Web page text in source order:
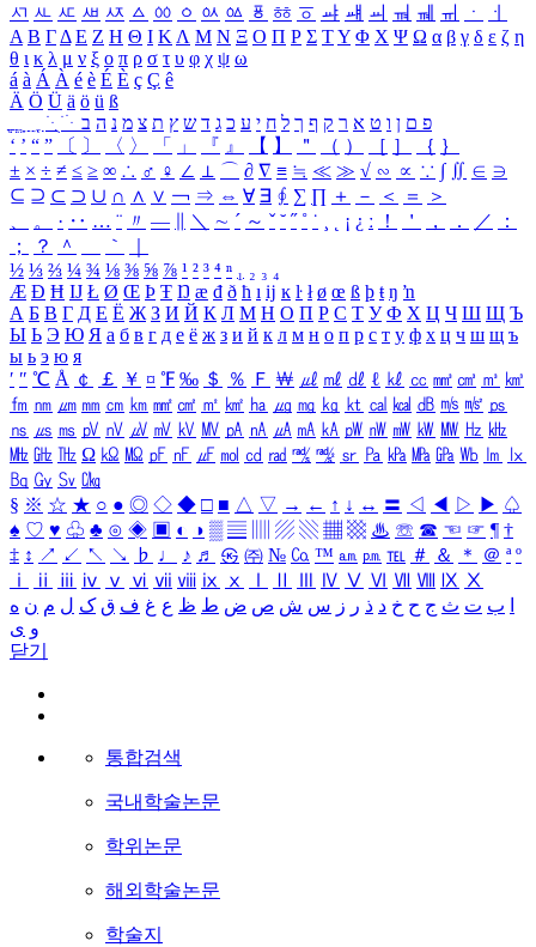
ㅺ ㅻ ㅼ ㅽ ㅾ ㅿ ㆀ ㆁ ㆂ ㆃ ㆄ ㆅ ㆆ ㆇ ㆈ ㆉ ㆊ ㆋ ㆌ ㆍ
ㆎ
Α Β ΓΔ Ε Ζ Η Θ Ι ΚΛ Μ Ν Ξ Ο Π Ρ Σ ΤΥ Φ Χ Ψ Ω α β γ δ ε ζ η
θ ι κ λ μ ν ξ ο π ρ σ τ υ φ χ ψ ω
á à Á À é è É È ç Ç ê
Ä Ö Ü ä ö ü ß
ִֶֹ ֻּ ׁׂ פ ם ן ו ט א ר ק ף ך ל ח י ע כ ג ד ש ץ ת צ מ נ ה ב
‘ ’ “ ” 〔 〕 〈 〉 「 」 『 』 【 】 ＂ （ ） ［ ］ ｛ ｝
± × ÷ ≠ ≤ ≥ ∞ ∴ ♂ ♀ ∠ ⊥ ⌒ ∂ ∇ ≡ ≒ ≪ ≫ √ ∽ ∝ ∵ ∫ ∬ ∈ ∋
⊆ ⊇ ⊂ ⊃ ∪ ∩ ∧ ∨ ￢ ⇒ ⇔ ∀ ∃ ∮ ∑ ∏ ＋ － ＜ ＝
＞
、
。 · ‥ … ¨ 〃 ― ＼ ∼ ´ ～ ˇ ˘ ˝ ˚ ˙ ¸ ¡ ¿ ː ！ ＇ ， ． ／
：
；
？ ＾ ｀
½ ⅓ ⅔ ¼ ¾ ⅛ ⅜ ⅝ ⅞ ¹ ² ³ ⁴ ⁿ ₁ ₂ ₃ ₄
Æ Ð Ħ Ĳ Ł Ø Œ Þ Ŧ Ŋ æ đ ð ħ ı ĳ ĸ ŀ ł ø œ ß þ ŧ ŋ ŉ
А Б В Г Д Е Ё Ж З И Й К Л М Н О П Р С Т У Ф Х Ц Ч Ш Щ Ъ
Ы Ь Э Ю Я а б в г д е ё ж з и й к л м н о п р с т у ф х ц ч ш щ ъ
ы ь э ю я
′ ″ ℃ Å ￠ ￡ ￥ ¤ ℉ ‰ ＄ ％ Ｆ ￦ ㎕ ㎖ ㎗ ℓ ㎘ ㏄ ㎣ ㎤ ㎥ ㎦
㎙ ㎚ ㎛ ㎜ ㎝ ㎞ ㎟ ㎠ ㎡ ㎢ ㏊ ㎍ ㎎ ㎏ ㏏ ㎈ ㎉ ㏈ ㎧ ㎨ ㎰
㎱ ㎲ ㎳ ㎴ ㎵ ㎶ ㎷ ㎸ ㎹ ㎀ ㎁ ㎂ ㎃ ㎄ ㎺ ㎻ ㎽ ㎾ ㎿ ㎐ ㎑
㎒ ㎓ ㎔ Ω ㏀ ㏁ ㎊ ㎋ ㎌ ㏖ ㏅ ㎭ ㎮ ㎯ ㏛ ㎩ ㎪ ㎫ ㎬ ㏝ ㏐
㏓
㏃ ㏉ ㏜ ㏆
§ ※ ☆ ★ ○ ● ◎ ◇ ◆ □ ■ △ ▽ → ← ↑ ↓ ↔ 〓 ◁ ◀ ▷ ▶ ♤
♠ ♡ ♥ ♧ ♣ ⊙ ◈ ▣ ◐ ◑ ▒ ▤ ▨ ▧ ▦ ▩ ♨ ☏ ☎ ☜ ☞ ¶ †
‡ ↕ ↗ ↙ ↖ ↘ ♭ ♩ ♪ ♬ ㉿ ㈜ № ㏇ ™ ㏂ ㏘ ℡ ＃ ＆ ＊ ＠ ª º
ⅰ
ⅱ ⅲ ⅳ ⅴ ⅵ ⅶ ⅷ ⅸ ⅹ Ⅳ Ⅴ Ⅵ Ⅶ Ⅷ Ⅸ Ⅹ
ب ت ث ج ح خ د ذ ر ز س ش ص ض ط ظ ع غ ف ق ک ل م ن ه
و ی
닫기
통합검색
국내학술논문
학위논문
해외학술논문
학술지